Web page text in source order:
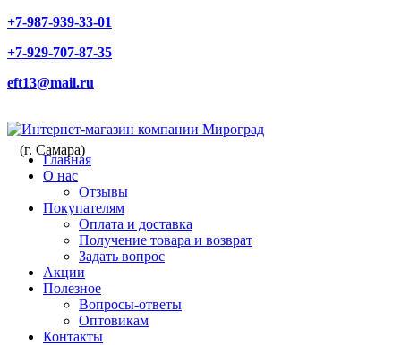
+7-987-939-33-01
+7-929-707-87-35
eft13@mail.ru
(г. Самара)
Главная
О нас
Отзывы
Покупателям
Оплата и доставка
Получение товара и возврат
Задать вопрос
Акции
Полезное
Вопросы-ответы
Оптовикам
Контакты